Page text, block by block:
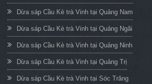
Dừa sáp Cầu Kè trà Vinh tại Quảng Nam
Dừa sáp Cầu Kè trà Vinh tại Quảng Ngãi
Dừa sáp Cầu Kè trà Vinh tại Quảng Ninh
Dừa sáp Cầu Kè trà Vinh tại Quảng Trị
Dừa sáp Cầu Kè trà Vinh tại Sóc Trăng